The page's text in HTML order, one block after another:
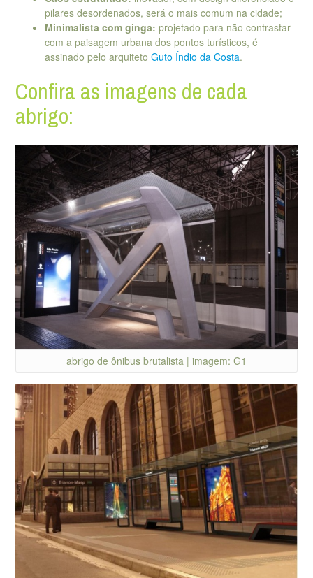
pilares desordenados, será o mais comum na cidade;
Minimalista com ginga: projetado para não contrastar
com a paisagem urbana dos pontos turísticos, é
assinado pelo arquiteto Guto Índio da Costa.
Confira as imagens de cada
abrigo:
abrigo de ônibus brutalista | imagem: G1